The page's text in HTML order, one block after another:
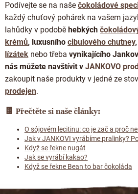
Podívejte se na naše čokoládové
každý chuťový pohárek na vašem
lahůdky v podobě hebkých
krémů, luxusního cibulového chutney,
lízátek nebo třeba vynikajícího
nás můžete navštívit v JANKOVO
zakoupit naše produkty v jedné ze
prodejen.
🍫 Přečtěte si naše články:
O sójovém lecitinu: co je zač a proč
Jak v JANKOVI vyrábíme pralinky?
Když se řekne nugát
Jak se vyrábí kakao?
Když se řekne Bean to bar čokoláda
Z